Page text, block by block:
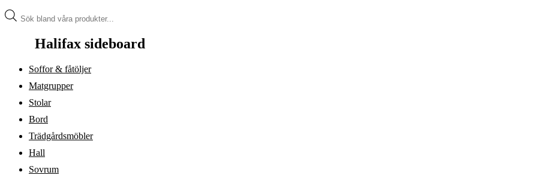
Produktsökning
Halifax sideboard
Soffor & fåtöljer
Matgrupper
Stolar
Bord
Trädgårdsmöbler
Hall
Sovrum